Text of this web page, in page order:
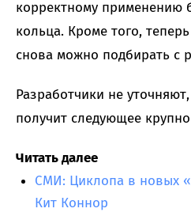
корректному применению
кольца. Кроме того,
снова можно подбирать с
Разработчики не
получит следующее
Читать далее
СМИ: Циклопа в новых
Кит Коннор